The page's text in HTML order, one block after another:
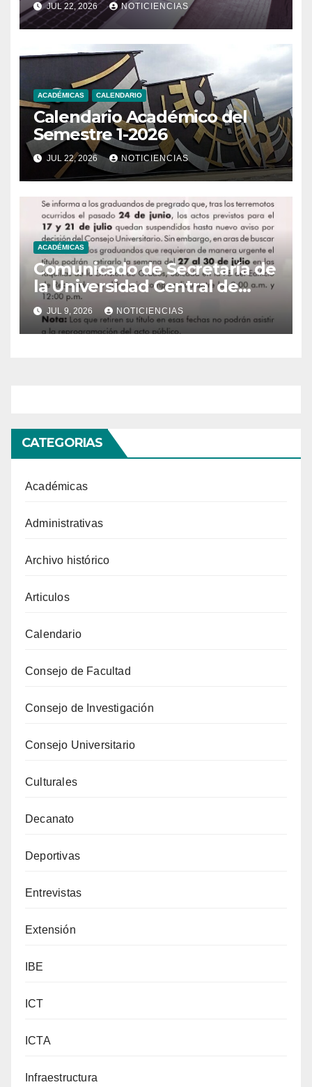
JUL 22, 2026 NOTICIENCIAS
ACADÉMICAS CALENDARIO
Calendario Académico del
Semestre 1-2026
JUL 22, 2026 NOTICIENCIAS
ACADÉMICAS
Comunicado de Secretaría de
la Universidad Central de
Venezuela
JUL 9, 2026 NOTICIENCIAS
CATEGORIAS
Académicas
Administrativas
Archivo histórico
Articulos
Calendario
Consejo de Facultad
Consejo de Investigación
Consejo Universitario
Culturales
Decanato
Deportivas
Entrevistas
Extensión
IBE
ICT
ICTA
Infraestructura